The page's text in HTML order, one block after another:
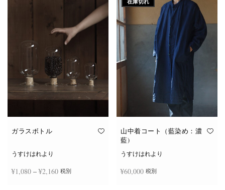
ガラスボトル
うすけはれより
¥1,080 – ¥2,160価格
税別
山中着コート（藍染め：濃
藍)
うすけはれより
¥60,000 税別